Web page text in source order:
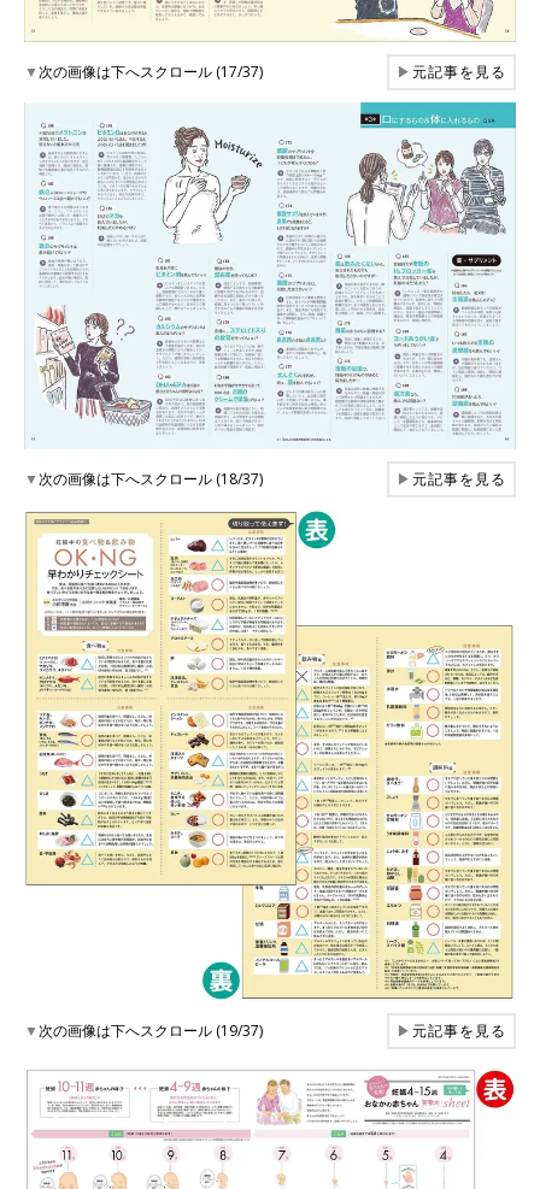
▼次の画像は下へスクロール (17/37) ▶元記事を見る
▼次の画像は下へスクロール (18/37) ▶元記事を見る
▼次の画像は下へスクロール (19/37) ▶元記事を見る